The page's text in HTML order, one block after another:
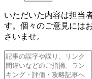
いただいた内容は担当
す。個々のご意見には
さいませ。